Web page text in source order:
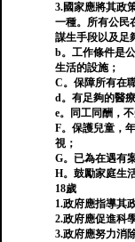
3.國家應將其政
一種。所有公民
謀生手段以及足
b。工作條件是
生活的設施；
C。保障所有在
d。有足夠的醫
e。同工同酬，
F。保護兒童，
視；
G。已為在遇有
H。鼓勵家庭生
18歲
1.政府應指導其
2.政府應促進科
3.政府應努力消